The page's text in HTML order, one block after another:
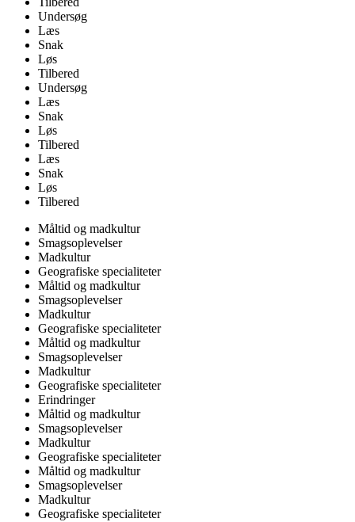
Undersøg
Læs
Snak
Løs
Tilbered
Undersøg
Læs
Snak
Løs
Tilbered
Læs
Snak
Løs
Tilbered
Måltid og madkultur
Smagsoplevelser
Madkultur
Geografiske specialiteter
Måltid og madkultur
Smagsoplevelser
Madkultur
Geografiske specialiteter
Måltid og madkultur
Smagsoplevelser
Madkultur
Geografiske specialiteter
Erindringer
Måltid og madkultur
Smagsoplevelser
Madkultur
Geografiske specialiteter
Måltid og madkultur
Smagsoplevelser
Madkultur
Geografiske specialiteter